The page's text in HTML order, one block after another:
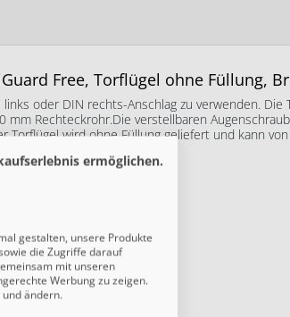
Free, Torflügel ohne Füllung,
oder DIN rechts-Anschlag zu verwenden. Die
mm Rechteckrohr.Die verstellbaren
Torflügel wird ohne Füllung geliefert und kann
ermöglichen.
gestalten, unsere Produkte
die Zugriffe darauf
mit unseren
Werbung zu zeigen.
ändern.